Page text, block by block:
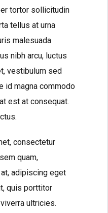
tortor sollicitudin
tellus at urna
malesuada
nibh arcu, luctus
vestibulum sed
id magna commodo
est at consequat.
consectetur
quam,
adipiscing eget
quis porttitor
ultricies.